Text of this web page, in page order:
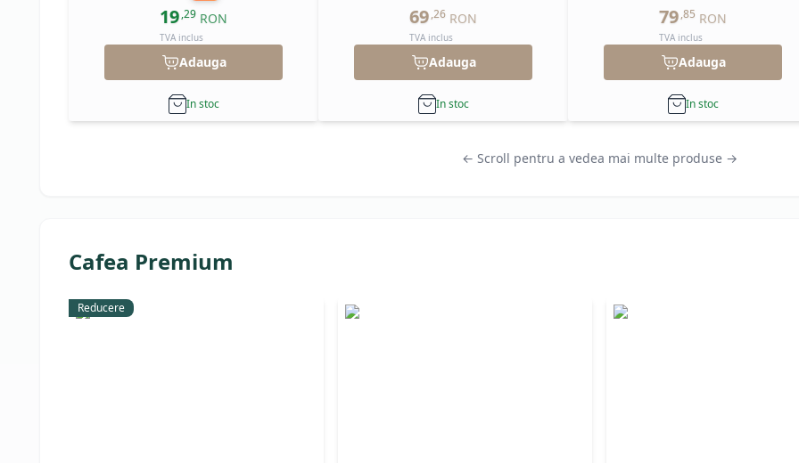
19,29 RON
TVA inclus
Adauga
In stoc
69,26 RON
TVA inclus
Adauga
In stoc
79,85 RON
TVA inclus
Adauga
In stoc
← Scroll pentru a vedea mai multe produse →
Cafea Premium
Reducere